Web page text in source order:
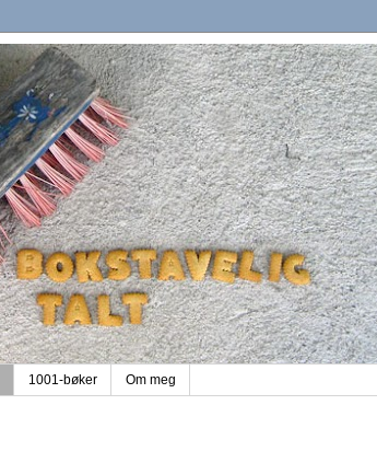
1001-bøker Om meg